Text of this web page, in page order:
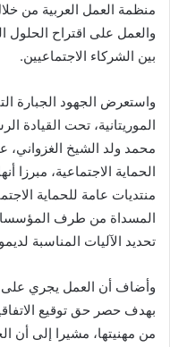
منظمة العمل العربية من
والعمل على اقتراح الحلول
بين الشركاء الاجتماعيين.
واستعرض الجهود الجبارة
الموريتانية، تحت القيادة
محمد ولد الشيخ الغزواني،
الحماية الاجتماعية، مبرزا
منتديات عامة للحماية
المسداة من طرف المؤسسات
تحديد الآليات المناسبة
وأضاف أن العمل يجري على
بهدف حصر حق توقيع
من مهنيتها، مشيرا إلى أن